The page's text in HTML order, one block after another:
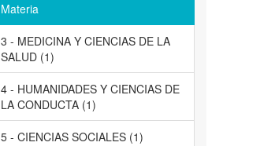
Materia
3 - MEDICINA Y CIENCIAS DE LA
SALUD (1)
4 - HUMANIDADES Y CIENCIAS DE
LA CONDUCTA (1)
5 - CIENCIAS SOCIALES (1)